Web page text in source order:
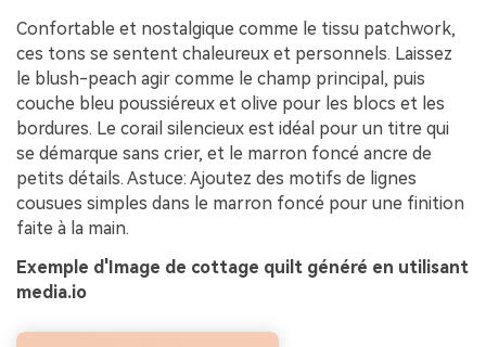
Confortable et nostalgique comme le tissu patchwork,
ces tons se sentent chaleureux et personnels. Laissez
le blush-peach agir comme le champ principal, puis
couche bleu poussiéreux et olive pour les blocs et les
bordures. Le corail silencieux est idéal pour un titre qui
se démarque sans crier, et le marron foncé ancre de
petits détails. Astuce: Ajoutez des motifs de lignes
cousues simples dans le marron foncé pour une finition
faite à la main.
Exemple d'Image de cottage quilt généré en utilisant
media.io